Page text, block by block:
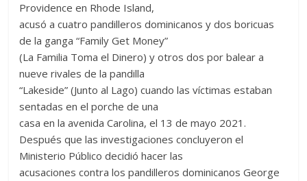
Providence en Rhode Island,
acusó a cuatro pandilleros dominicanos y dos boricuas
de la ganga “Family Get Money”
(La Familia Toma el Dinero) y otros dos por balear a
nueve rivales de la pandilla
“Lakeside” (Junto al Lago) cuando las víctimas estaban
sentadas en el porche de una
casa en la avenida Carolina, el 13 de mayo 2021.
Después que las investigaciones concluyeron el
Ministerio Público decidió hacer las
acusaciones contra los pandilleros dominicanos George